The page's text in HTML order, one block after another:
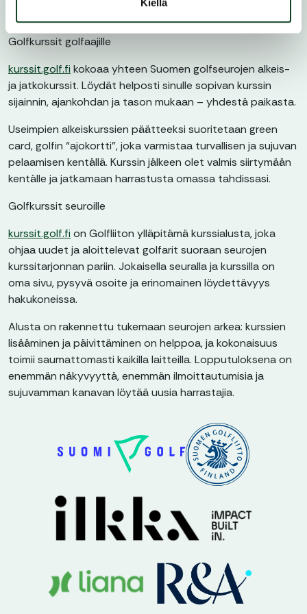
Golfkurssit golfaajille
kurssit.golf.fi kokoaa yhteen Suomen golfseurojen alkeis-
ja jatkokurssit. Löydät helposti sinulle sopivan kurssin
sijainnin, ajankohdan ja tason mukaan – yhdestä paikasta.
Useimpien alkeiskurssien päätteeksi suoritetaan green
card, golfin “ajokortti”, joka varmistaa turvallisen ja sujuvan
pelaamisen kentällä. Kurssin jälkeen olet valmis siirtymään
kentälle ja jatkamaan harrastusta omassa tahdissasi.
Golfkurssit seuroille
kurssit.golf.fi on Golfliiton ylläpitämä kurssialusta, joka
ohjaa uudet ja aloittelevat golfarit suoraan seurojen
kurssitarjonnan pariin. Jokaisella seuralla ja kurssilla on
oma sivu, pysyvä osoite ja erinomainen löydettävyys
hakukoneissa.
Alusta on rakennettu tukemaan seurojen arkea: kurssien
lisääminen ja päivittäminen on helppoa, ja kokonaisuus
toimii saumattomasti kaikilla laitteilla. Lopputuloksena on
enemmän näkyvyyttä, enemmän ilmoittautumisia ja
sujuvamman kanavan löytää uusia harrastajia.